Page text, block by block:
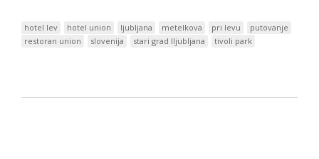
hotel lev hotel union ljubljana metelkova pri levu
putovanje
restoran union
slovenija stari grad lljubljana tivoli park